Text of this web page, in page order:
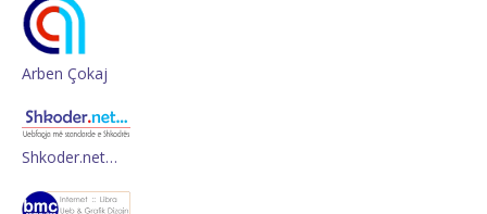
Arben Çokaj
Shkoder.net…